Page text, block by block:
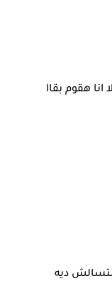
انا هقوم بقاا
ديه